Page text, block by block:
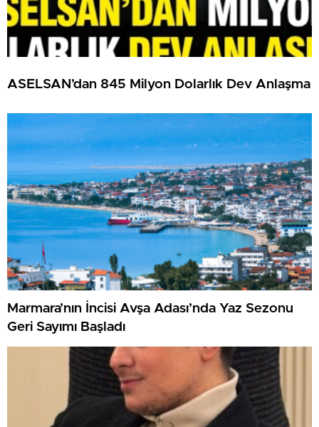
ASELSAN’dan 845 Milyon Dolarlık Dev Anlaşma
Marmara’nın İncisi Avşa Adası’nda Yaz Sezonu
Geri Sayımı Başladı